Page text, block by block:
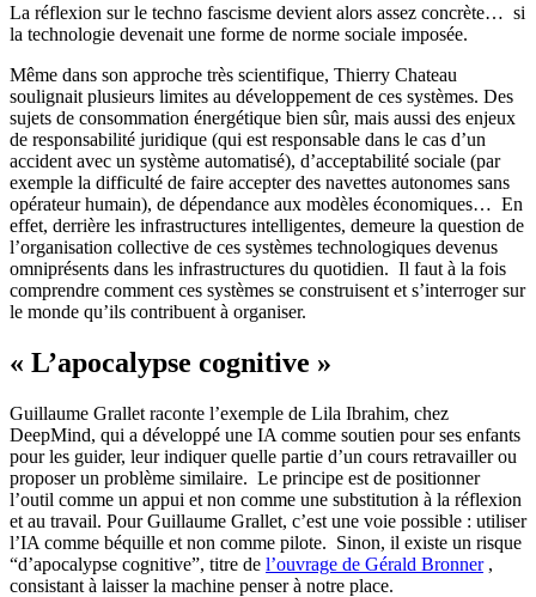
La réflexion sur le techno fascisme devient alors assez concrète… si
la technologie devenait une forme de norme sociale imposée.
Même dans son approche très scientifique, Thierry Chateau
soulignait plusieurs limites au développement de ces systèmes. Des
sujets de consommation énergétique bien sûr, mais aussi des enjeux
de responsabilité juridique (qui est responsable dans le cas d’un
accident avec un système automatisé), d’acceptabilité sociale (par
exemple la difficulté de faire accepter des navettes autonomes sans
opérateur humain), de dépendance aux modèles économiques… En
effet, derrière les infrastructures intelligentes, demeure la question de
l’organisation collective de ces systèmes technologiques devenus
omniprésents dans les infrastructures du quotidien. Il faut à la fois
comprendre comment ces systèmes se construisent et s’interroger sur
le monde qu’ils contribuent à organiser.
« L’apocalypse cognitive »
Guillaume Grallet raconte l’exemple de Lila Ibrahim, chez
DeepMind, qui a développé une IA comme soutien pour ses enfants
pour les guider, leur indiquer quelle partie d’un cours retravailler ou
proposer un problème similaire. Le principe est de positionner
l’outil comme un appui et non comme une substitution à la réflexion
et au travail. Pour Guillaume Grallet, c’est une voie possible : utiliser
l’IA comme béquille et non comme pilote. Sinon, il existe un risque
“d’apocalypse cognitive”, titre de l’ouvrage de Gérald Bronner,
consistant à laisser la machine penser à notre place.